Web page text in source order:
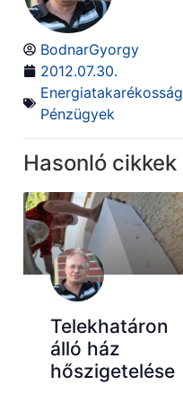
BodnarGyorgy
2012.07.30.
Energiatakarékosság
Pénzügyek
Hasonló cikkek
Telekhatáron
álló ház
hőszigetelése